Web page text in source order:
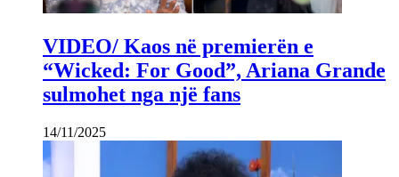
VIDEO/ Kaos në premierën e
“Wicked: For Good”, Ariana Grande
sulmohet nga një fans
14/11/2025